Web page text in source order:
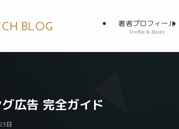
著者プロフィール
Profile & Books
広告 完全ガイド
日